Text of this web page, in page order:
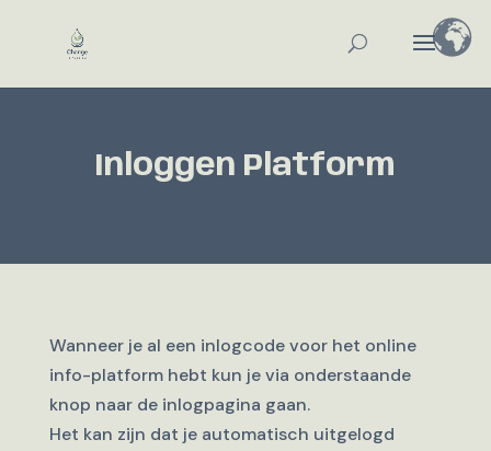
Inloggen Platform
Wanneer je al een inlogcode voor het online
info-platform hebt kun je via onderstaande
knop naar de inlogpagina gaan.
Het kan zijn dat je automatisch uitgelogd